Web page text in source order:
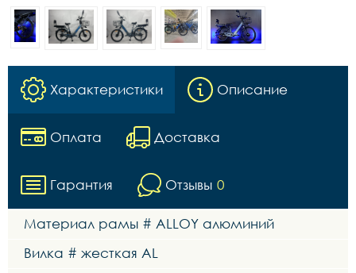
Характеристики Описание
Оплата Доставка
Гарантия Отзывы 0
Материал рамы # ALLOY алюминий
Вилка # жесткая AL